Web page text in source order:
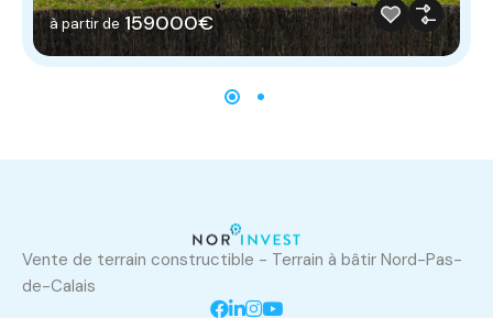
à partir de 159000€
Vente de terrain constructible - Terrain à bâtir Nord-Pas-
de-Calais